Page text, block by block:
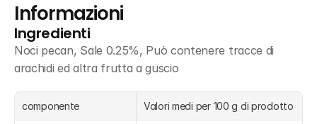
Informazioni
Ingredienti
Noci pecan, Sale 0.25%, Può contenere tracce di
arachidi ed altra frutta a guscio
componente Valori medi per 100 g di prodotto